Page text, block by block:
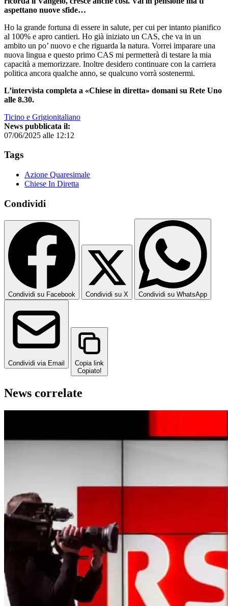
aspettano nuove sfide…
Ho la grande fortuna di essere in salute, per cui per intanto pianifico
al 100% e apro cantieri. Ho già iniziato un CAS, che va in un
ambito un po’ nuovo e che riguarda la natura. Vorrei imparare una
nuova lingua e questo primo CAS mi permetterà di testare la mia
capacità a memorizzare. Inoltre desidero continuare con la carriera
politica ancora qualche anno, se qualcuno vorrà sostenermi.
L’intervista completa a «Chiese in diretta» domani su Rete Uno
alle 8.30.
Ticino e Grigionitaliano
News pubblicata il:
07/06/2025 alle 12:12
Tags
Azione Quaresimale
Chiese In Diretta
Condividi
Condividi su Facebook Condividi su X Condividi su WhatsApp
Condividi via Email
Copia link
Copiato!
News correlate